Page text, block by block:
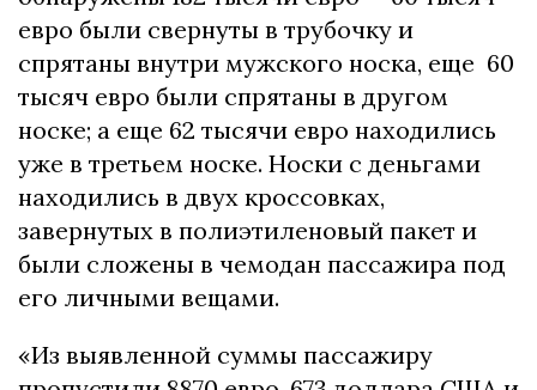
евро были свернуты в трубочку и
спрятаны внутри мужского носка, еще 60
тысяч евро были спрятаны в другом
носке; а еще 62 тысячи евро находились
уже в третьем носке. Носки с деньгами
находились в двух кроссовках,
завернутых в полиэтиленовый пакет и
были сложены в чемодан пассажира под
его личными вещами.
«Из выявленной суммы пассажиру